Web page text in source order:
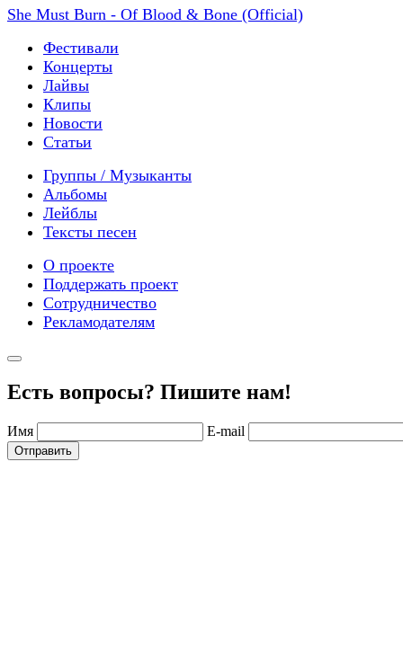
She Must Burn - Of Blood & Bone (Official)
Фестивали
Концерты
Лайвы
Клипы
Новости
Статьи
Группы / Музыканты
Альбомы
Лейблы
Тексты песен
О проекте
Поддержать проект
Сотрудничество
Рекламодателям
Есть вопросы? Пишите нам!
Имя E-mail